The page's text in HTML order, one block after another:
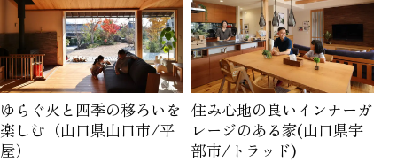
ゆらぐ火と四季の移ろいを
楽しむ（山口県山口市/平
屋）
住み心地の良いインナーガ
レージのある家(山口県宇
部市/トラッド)